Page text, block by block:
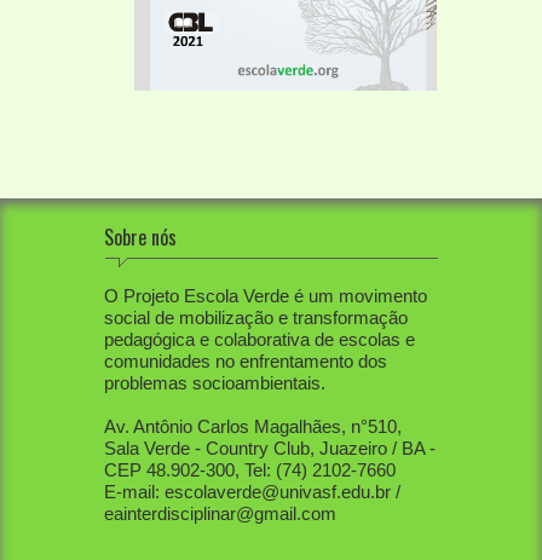
Sobre nós
O Projeto Escola Verde é um movimento
social de mobilização e transformação
pedagógica e colaborativa de escolas e
comunidades no enfrentamento dos
problemas socioambientais.
Av. Antônio Carlos Magalhães, n°510,
Sala Verde - Country Club, Juazeiro / BA -
CEP 48.902-300, Tel: (74) 2102-7660
E-mail: escolaverde@univasf.edu.br /
eainterdisciplinar@gmail.com